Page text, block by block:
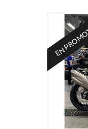
EN